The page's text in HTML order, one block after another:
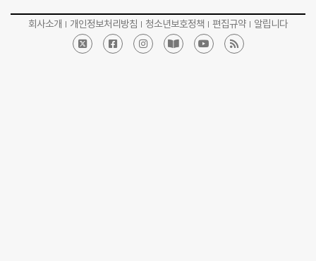
회사소개 개인정보처리방침 청소년보호정책 편집규약 알립니다